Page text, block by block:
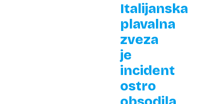
Italijanska
plavalna
zveza
je
incident
ostro